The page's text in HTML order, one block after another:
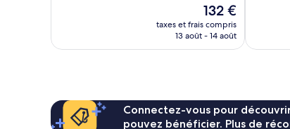
Le
nouveau
prix
132 €
taxes et frais compris
13 août - 14 août
Connectez-vous pour
pouvez bénéficier. Plus de